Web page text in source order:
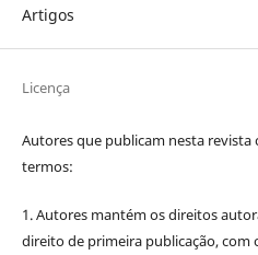
Artigos
Licença
Autores que publicam nesta
termos:
1. Autores mantém os direitos
direito de primeira publicação,